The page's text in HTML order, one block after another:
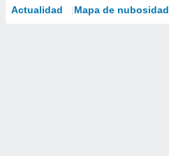
Actualidad Mapa de nubosidad